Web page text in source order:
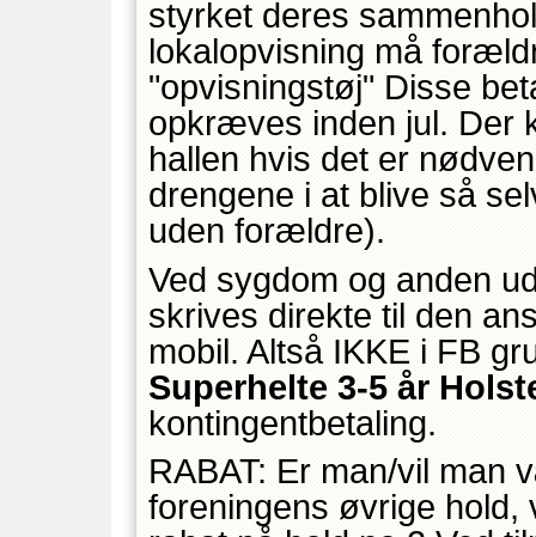
styrket deres
lokalopvisning må
"opvisningstøj" Disse
opkræves inden jul. Der
hallen hvis det er
drengene i at blive så
uden forældre).
Ved sygdom og anden
skrives direkte til den
mobil. Altså IKKE i FB
Superhelte 3-5 år
kontingentbetaling.
RABAT: Er man/vil man
foreningens øvrige hold,